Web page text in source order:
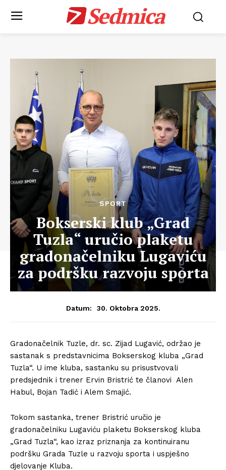
Sedmica
SPORT
Bokserski klub „Grad
Tuzla“ uručio plaketu
gradonačelniku Lugaviću
za podršku razvoju sporta
Datum: 30. Oktobra 2025.
Gradonačelnik Tuzle, dr. sc. Zijad Lugavić, održao je
sastanak s predstavnicima Bokserskog kluba „Grad
Tuzla“. U ime kluba, sastanku su prisustvovali
predsjednik i trener Ervin Bristrić te članovi Alen
Habul, Bojan Tadić i Alem Smajić.
Tokom sastanka, trener Bristrić uručio je
gradonačelniku Lugaviću plaketu Bokserskog kluba
„Grad Tuzla“, kao izraz priznanja za kontinuiranu
podršku Grada Tuzle u razvoju sporta i uspješno
djelovanje Kluba.